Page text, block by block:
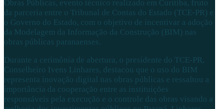
Obras Públicas, evento técnico realizado em Curitiba, fruto
da parceria entre o Tribunal de Contas do Estado (TCE-PR) e
o Governo do Estado, com o objetivo de incentivar a adoção
da Modelagem da Informação da Construção (BIM) nas
obras públicas paranaenses.
Durante a cerimônia de abertura, o presidente do TCE-PR,
Conselheiro Ivens Linhares, destacou que o uso do BIM
representa inovação digital nas obras públicas e ressaltou a
importância da cooperação entre as instituições
responsáveis pela execução e o controle das obras visando a